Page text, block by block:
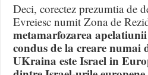
Deci, corectez prezumtia de
Evreiesc numit Zona de
metamarfozarea
condus de la creare numai
UKraina este Israel in